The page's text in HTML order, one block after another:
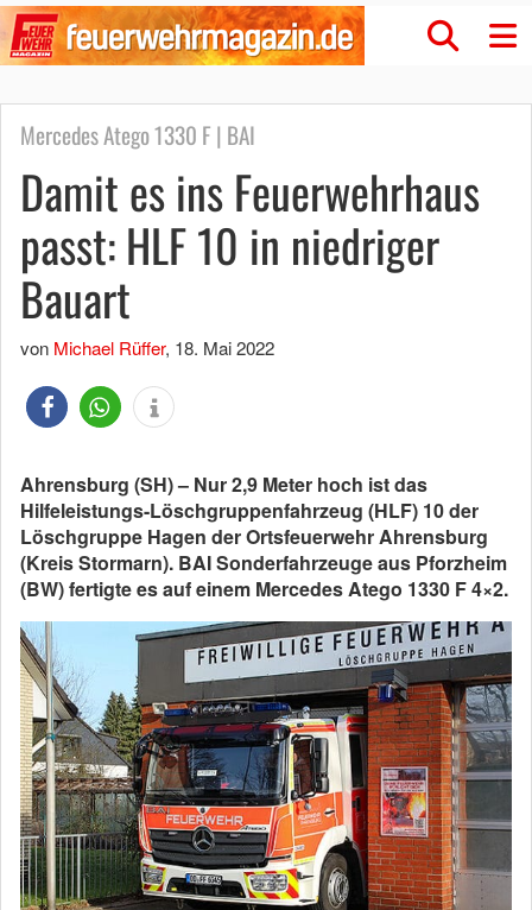
Mercedes Atego 1330 F | BAI
Damit es ins Feuerwehrhaus
passt: HLF 10 in niedriger
Bauart
von Michael Rüffer, 18. Mai 2022
Ahrensburg (SH) – Nur 2,9 Meter hoch ist das
Hilfeleistungs-Löschgruppenfahrzeug (HLF) 10 der
Löschgruppe Hagen der Ortsfeuerwehr Ahrensburg
(Kreis Stormarn). BAI Sonderfahrzeuge aus Pforzheim
(BW) fertigte es auf einem Mercedes Atego 1330 F 4×2.